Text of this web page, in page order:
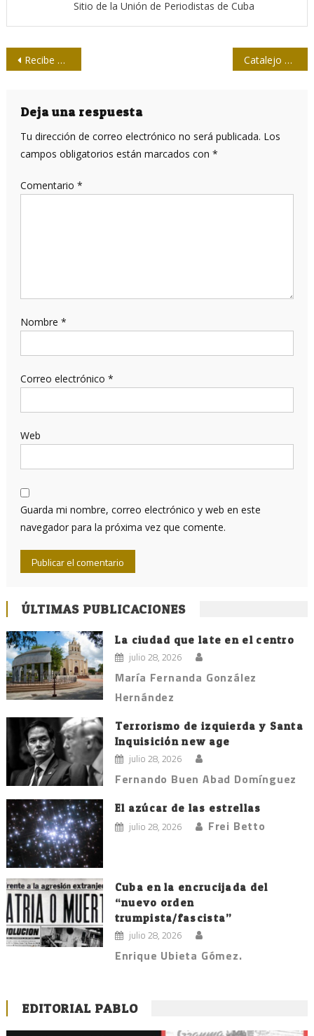
Sitio de la Unión de Periodistas de Cuba
Navegación
entradas
Recibe Antonio Moltó, Premio Maestro de la Radio de la CMKC santiaguera Catalejo olímpico
Deja una respuesta
Tu dirección de correo electrónico no será publicada. Los
campos obligatorios están marcados con *
Comentario *
Nombre *
Correo electrónico *
Web
Guarda mi nombre, correo electrónico y web en este
navegador para la próxima vez que comente.
ÚLTIMAS PUBLICACIONES
La ciudad que late en el centro
julio 28, 2026
María Fernanda González
Hernández
Terrorismo de izquierda y Santa
Inquisición new age
julio 28, 2026
Fernando Buen Abad Domínguez
El azúcar de las estrellas
julio 28, 2026 Frei Betto
Cuba en la encrucijada del
“nuevo orden
trumpista/fascista”
julio 28, 2026
Enrique Ubieta Gómez.
EDITORIAL PABLO